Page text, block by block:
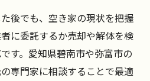
後でも、空き家の現状を把握
に委託するか売却や解体を検
す。愛知県碧南市や弥富市の
専門家に相談することで最適